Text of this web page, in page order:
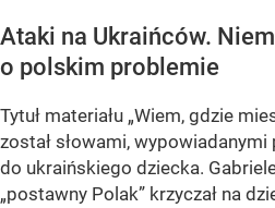
Ataki na Ukraińców.
o polskim problemie
Tytuł materiału „Wiem, gdzie
został słowami,
do ukraińskiego dziecka.
„postawny Polak” krzyczał na